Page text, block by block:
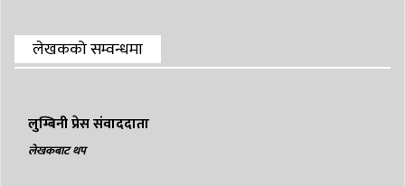
लेखकको सम्वन्धमा
लुम्बिनी प्रेस संवाददाता
लेखकबाट थप